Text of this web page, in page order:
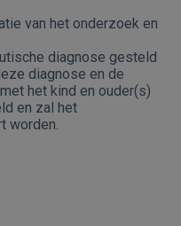
van het onderzoek en
diagnose gesteld
diagnose en de
het kind en ouder(s)
en zal het
worden.